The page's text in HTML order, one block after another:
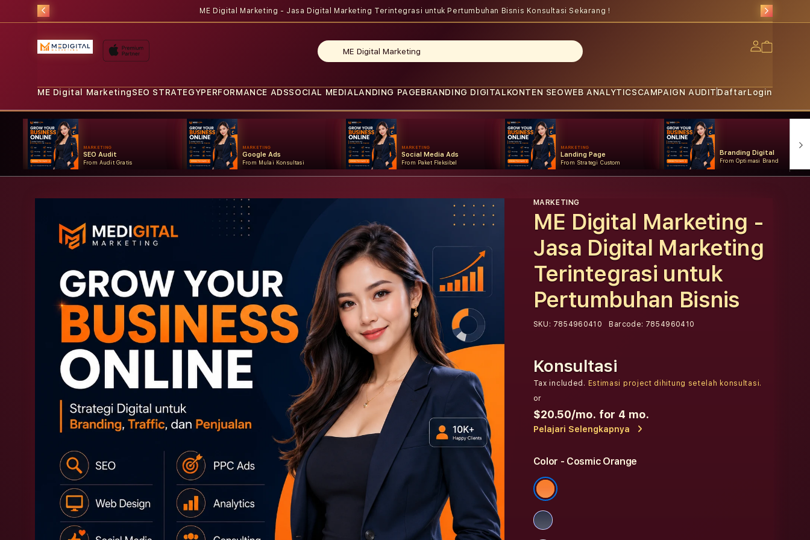
ME Digital Marketing - Jasa Digital Marketing Terintegrasi untuk Pertumbuhan Bisnis Konsultasi Sekarang !
Log
ME Digital MarketingSEO STRATEGYPERFORMANCE ADSSOCIAL MEDIALANDING PAGEBRANDING DIGITALKONTEN SEOWEB ANALYTICSCAMPAIGN AUDIT DaftarLogin
MARKETING
SEO Audit
From Audit Gratis
MARKETING
Google Ads
From Mulai Konsultasi
MARKETING
Social Media Ads
From Paket Fleksibel
MARKETING
Landing Page
From Strategi Custom
Branding Digital
From Optimasi Brand
Skip to
information
MARKETING
ME Digital Marketing -
Jasa Digital Marketing
Terintegrasi untuk
Pertumbuhan Bisnis
SKU: 7854960410 Barcode: 7854960410
Konsultasi
Tax included. Estimasi project dihitung setelah konsultasi.
or
$20.50/mo. for 4 mo.
Pelajari Selengkapnya
Color - Cosmic Orange